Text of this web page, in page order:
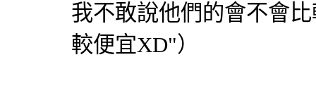
我不敢說他們的會不會
較便宜XD"）